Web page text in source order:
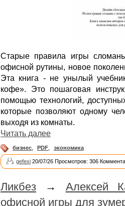
Старые правила игры
офисной рутины, новое
Эта книга - не унылый
кофе». Это пошаговая
помощью технологий,
которые позволяют одному
выходя из комнаты.
Читать далее
бизнес PDF экономика
gefexi 20/07/26 Просмотров: 306
Ликбез → Алексей
офисной игры для